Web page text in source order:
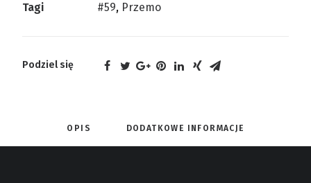
Tagi
#59, Przemo
Podziel się
OPIS DODATKOWE INFORMACJE